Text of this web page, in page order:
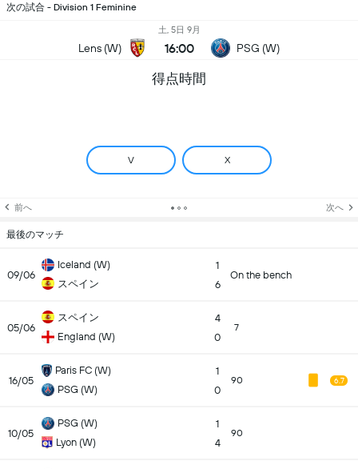
次の試合 - Division 1 Feminine
Lens (W)
土, 5日 9月
16:00 PSG (W)
得点時間
V X
前へ 次へ
最後のマッチ
09/06
Iceland (W)
スペイン
1
6
On the bench
05/06
スペイン
England (W)
4
0
7
16/05
Paris FC (W)
PSG (W)
1
0
90 6.7
10/05
PSG (W)
Lyon (W)
1
4
90